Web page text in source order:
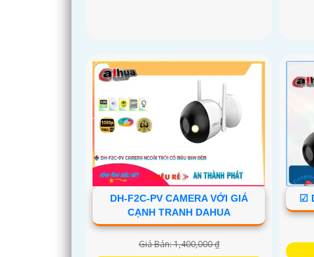
DH-F2C-PV CAMERA VỚI GIÁ
CẠNH TRANH DAHUA
Giá Bán: 1,400,000 ₫
☑